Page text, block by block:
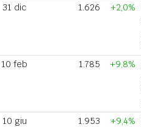
31 dic 1.626 +2,0%
10 feb 1.785 +9,8%
10 giu 1.953 +9,4%